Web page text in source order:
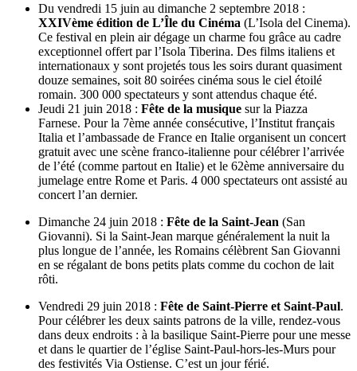
Du vendredi 15 juin au dimanche 2 septembre 2018 :
XXIVème édition de L’Île du Cinéma (L’Isola del Cinema).
Ce festival en plein air dégage un charme fou grâce au cadre
exceptionnel offert par l’Isola Tiberina. Des films italiens et
internationaux y sont projetés tous les soirs durant quasiment
douze semaines, soit 80 soirées cinéma sous le ciel étoilé
romain. 300 000 spectateurs y sont attendus chaque été.
Jeudi 21 juin 2018 : Fête de la musique sur la Piazza
Farnese. Pour la 7ème année consécutive, l’Institut français
Italia et l’ambassade de France en Italie organisent un concert
gratuit avec une scène franco-italienne pour célébrer l’arrivée
de l’été (comme partout en Italie) et le 62ème anniversaire du
jumelage entre Rome et Paris. 4 000 spectateurs ont assisté au
concert l’an dernier.
Dimanche 24 juin 2018 : Fête de la Saint-Jean (San
Giovanni). Si la Saint-Jean marque généralement la nuit la
plus longue de l’année, les Romains célèbrent San Giovanni
en se régalant de bons petits plats comme du cochon de lait
rôti.
Vendredi 29 juin 2018 : Fête de Saint-Pierre et Saint-Paul.
Pour célébrer les deux saints patrons de la ville, rendez-vous
dans deux endroits : à la basilique Saint-Pierre pour une messe
et dans le quartier de l’église Saint-Paul-hors-les-Murs pour
des festivités Via Ostiense. C’est un jour férié.